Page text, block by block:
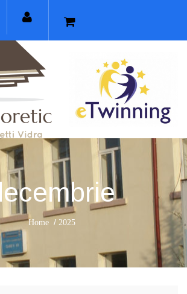
Home / 2025